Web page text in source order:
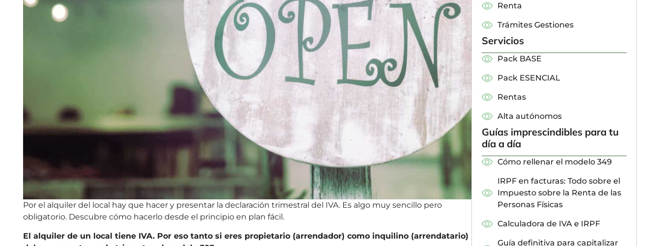
Por el alquiler del local hay que hacer y presentar la declaración trimestral del IVA. Es algo muy sencillo pero
obligatorio. Descubre cómo hacerlo desde el principio en plan fácil.
El alquiler de un local tiene IVA. Por eso tanto si eres propietario (arrendador) como inquilino (arrendatario)
Renta
Trámites Gestiones
Servicios
Pack BASE
Pack ESENCIAL
Rentas
Alta autónomos
Guías imprescindibles para tu
día a día
Cómo rellenar el modelo 349
IRPF en facturas: Todo sobre el
Impuesto sobre la Renta de las
Personas Físicas
Calculadora de IVA e IRPF
Guía definitiva para capitalizar